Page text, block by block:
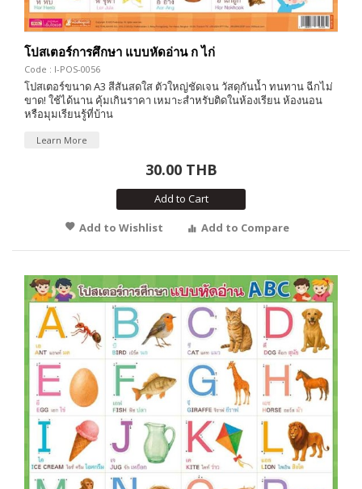
โปสเตอร์การศึกษา แบบหัดอ่าน ก ไก่
Code : I-POS-0056
โปสเตอร์ขนาด A3 สีสันสดใส ตัวใหญ่ชัดเจน วัสดุกันน้ำ ทนทาน ฉีกไม่
ขาด! ใช้ได้นาน คุ้มเกินราคา เหมาะสำหรับติดในห้องเรียน ห้องนอน
หรือมุมเรียนรู้ที่บ้าน
Learn More
30.00 THB
Add to Cart
Add to Wishlist
Add to Compare